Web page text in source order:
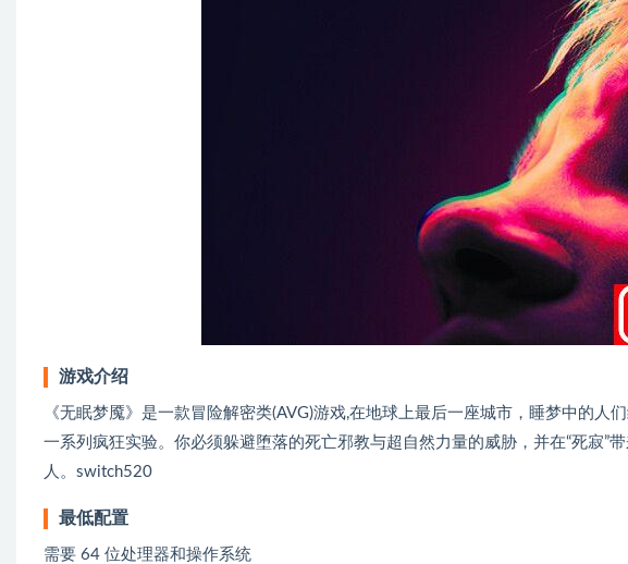
游戏介绍
《无眠梦魇》是一款冒险解密类(AVG)游戏,在地球上最后一座城市，睡梦中的人
一系列疯狂实验。你必须躲避堕落的死亡邪教与超自然力量的威胁，并在“死寂”
人。switch520
最低配置
需要 64 位处理器和操作系统